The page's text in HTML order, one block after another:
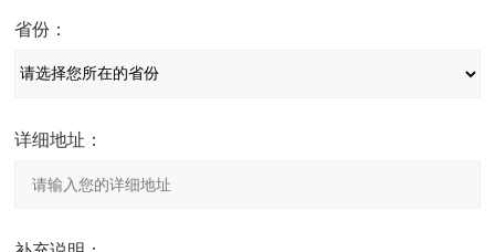
省份：
详细地址：